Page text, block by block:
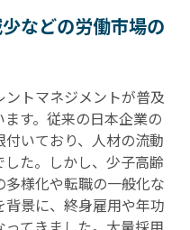
などの労働市場の
トマネジメントが普及
す。従来の日本企業の
いており、人材の流動
た。しかし、少子高齢
様化や転職の一般化な
景に、終身雇用や年功